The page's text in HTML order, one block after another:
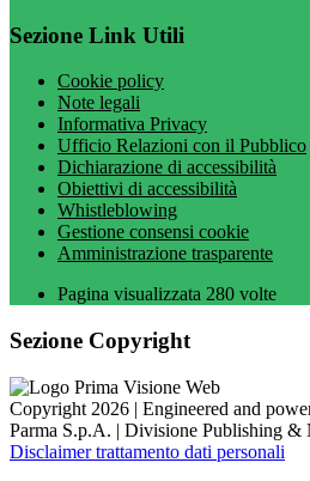
Sezione Link Utili
Cookie policy
Note legali
Informativa Privacy
Ufficio Relazioni con il Pubblico
Dichiarazione di accessibilità
Obiettivi di accessibilità
Whistleblowing
Gestione consensi cookie
Amministrazione trasparente
Pagina visualizzata 280 volte
Sezione Copyright
Copyright 2026 | Engineered and
Parma S.p.A. | Divisione Publishing &
Disclaimer trattamento dati personali